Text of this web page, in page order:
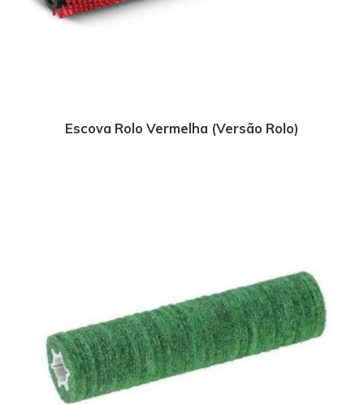
Escova Rolo Vermelha (Versão Rolo)